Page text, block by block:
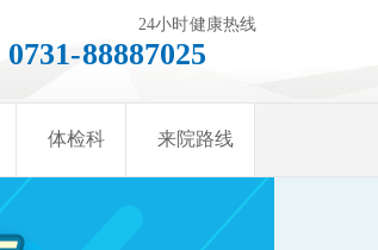
24小时健康热线
0731-88887025
体检科 来院路线